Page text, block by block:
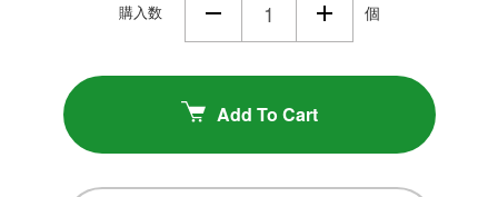
購入数 個
Add To Cart